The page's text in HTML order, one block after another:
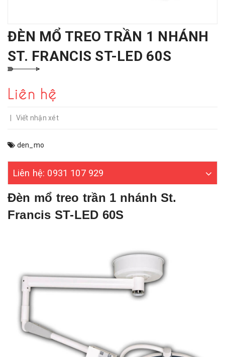
ĐÈN MỔ TREO TRẦN 1 NHÁNH
ST. FRANCIS ST-LED 60S
Liên hệ
Viết nhận xét
den_mo
Liên hệ: 0931 107 929
Đèn mổ treo trần 1 nhánh St.
Francis ST-LED 60S